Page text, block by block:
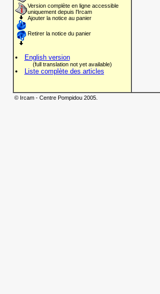
Version complète en ligne accessible
uniquement depuis l'Ircam
Ajouter la notice au panier
Retirer la notice du panier
English version
(full translation not yet available)
Liste complète des articles
© Ircam - Centre Pompidou 2005.